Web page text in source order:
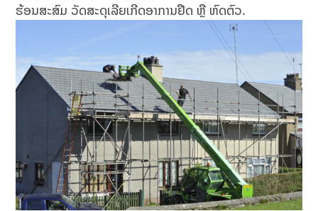
ຮ້ອນສະສົມ ວັດສະດຸເລີຍເກີດອາການຢືດ ຫຼື ຫົດຕົວ.